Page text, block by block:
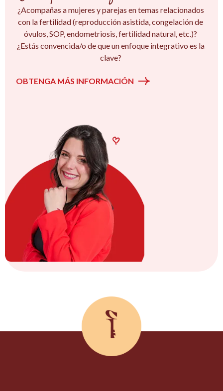
¿Acompañas a mujeres y parejas en temas relacionados
con la fertilidad (reproducción asistida, congelación de
óvulos, SOP, endometriosis, fertilidad natural, etc.)?
¿Estás convencida/o de que un enfoque integrativo es la
clave?
OBTENGA MÁS INFORMACIÓN